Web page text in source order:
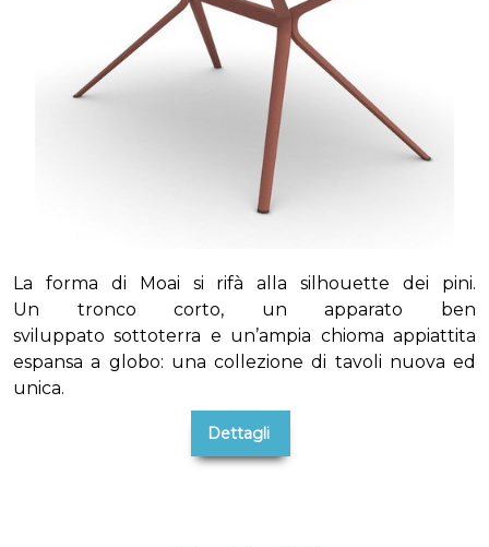
La forma di Moai si rifà alla silhouette dei pini.
Un tronco corto, un apparato ben
sviluppato sottoterra e un’ampia chioma appiattita
espansa a globo: una collezione di tavoli nuova ed
unica.
Dettagli